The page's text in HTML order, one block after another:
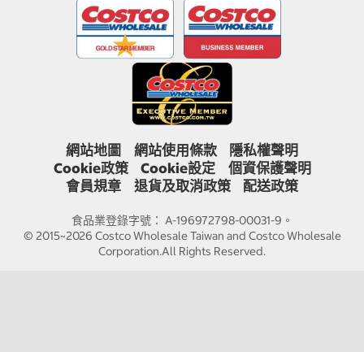
網站地圖 網站使用條款
隱私權聲明
Cookie政策
Cookie設定
個資保護聲明
會員規章
退貨及取消政策 配送政策
食品業登錄字號： A-196972798-00031-9。
© 2015~2026 Costco Wholesale Taiwan and Costco Wholesale
Corporation.All Rights Reserved.